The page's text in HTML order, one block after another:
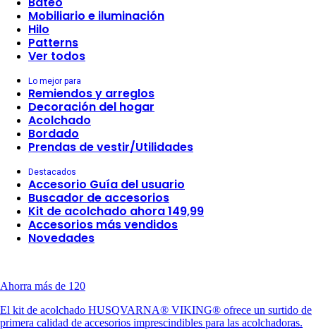
Mobiliario e iluminación
Hilo
Patterns
Ver todos
Lo mejor para
Remiendos y arreglos
Decoración del hogar
Acolchado
Bordado
Prendas de vestir/Utilidades
Destacados
Accesorio Guía del usuario
Buscador de accesorios
Kit de acolchado ahora 149,99
Accesorios más vendidos
Novedades
Ahorra más de 120
El kit de acolchado HUSQVARNA® VIKING® ofrece un surtido de
primera calidad de accesorios imprescindibles para las acolchadoras.